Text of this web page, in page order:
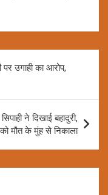
पर उगाही का आरोप,
ने दिखाई बहादुरी,
मौत के मुंह से निकाला